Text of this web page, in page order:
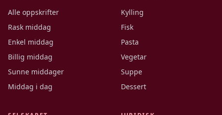
Alle oppskrifter
Rask middag
Enkel middag
Billig middag
Sunne middager
Middag i dag
Kylling
Fisk
Pasta
Vegetar
Suppe
Dessert